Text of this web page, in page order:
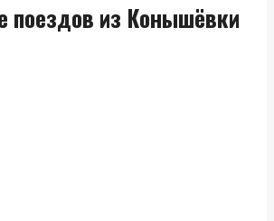
поездов из Конышёвки